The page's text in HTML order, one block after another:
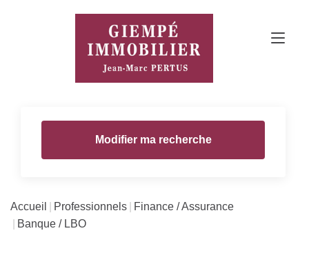
Modifier ma recherche
Accueil Professionnels
Finance / Assurance
Banque / LBO